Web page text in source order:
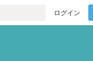
ログイン